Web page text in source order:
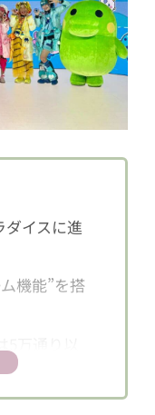
ダイスに進
機能”を搭
ーンが！ド